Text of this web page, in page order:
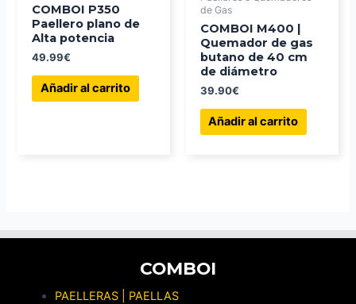
COMBOI P350
Paellero plano de
Alta potencia
49.99€
Añadir al carrito
de Gas
COMBOI M400 |
Quemador de gas
butano de 40 cm
de diámetro
39.90€
Añadir al carrito
COMBOI
PAELLERAS | PAELLAS